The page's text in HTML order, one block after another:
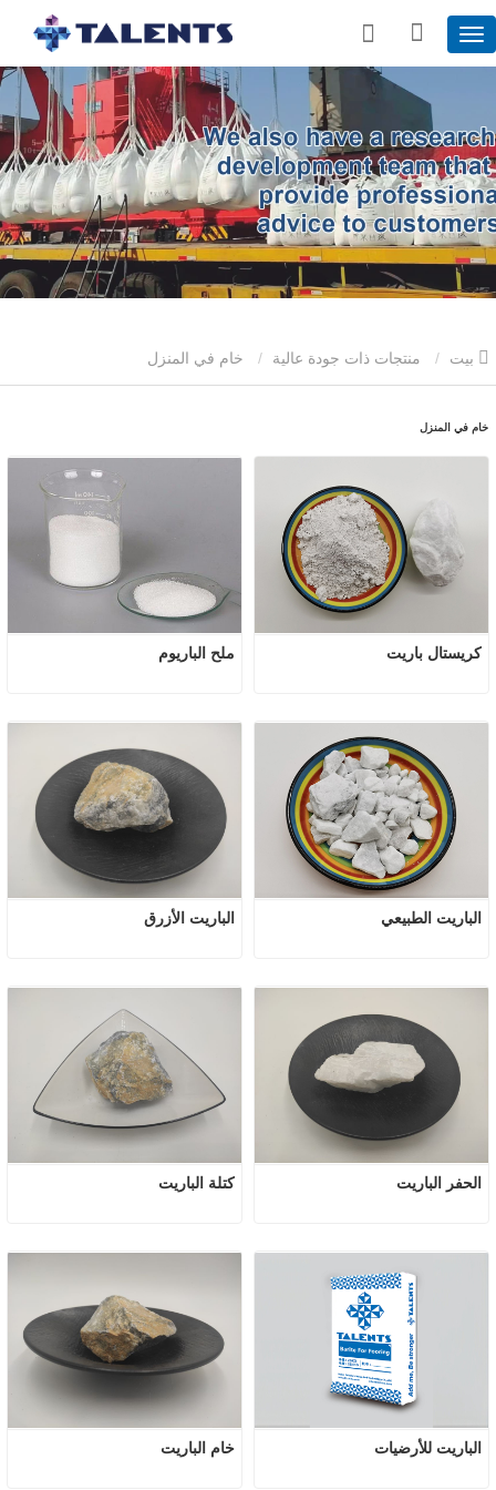
منتجات ذات جودة عالية
خام في المنزل
ملح الباريوم كريستال باريت
الباريت الأزرق الباريت الطبيعي
كتلة الباريت الحفر الباريت
خام الباريت الباريت للأرضيات